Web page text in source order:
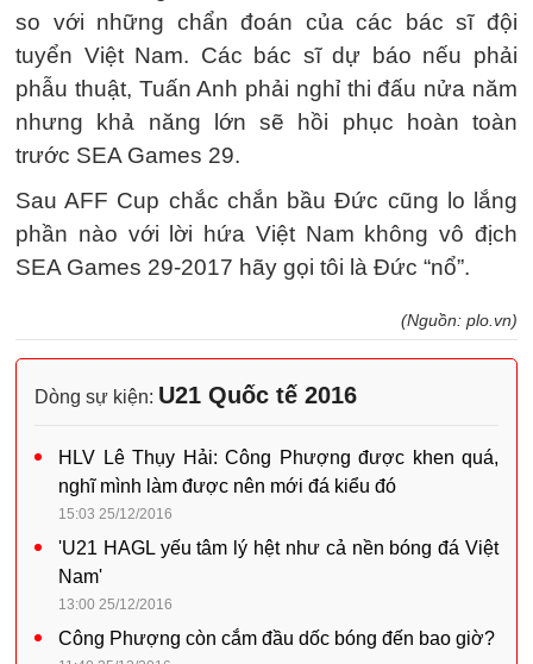
so với những chẩn đoán của các bác sĩ đội
tuyển Việt Nam. Các bác sĩ dự báo nếu phải
phẫu thuật, Tuấn Anh phải nghỉ thi đấu nửa năm
nhưng khả năng lớn sẽ hồi phục hoàn toàn
trước SEA Games 29.
Sau AFF Cup chắc chắn bầu Đức cũng lo lắng
phần nào với lời hứa Việt Nam không vô địch
SEA Games 29-2017 hãy gọi tôi là Đức “nổ”.
(Nguồn: plo.vn)
Dòng sự kiện: U21 Quốc tế 2016
HLV Lê Thụy Hải: Công Phượng được khen quá,
nghĩ mình làm được nên mới đá kiểu đó
15:03 25/12/2016
'U21 HAGL yếu tâm lý hệt như cả nền bóng đá Việt
Nam'
13:00 25/12/2016
Công Phượng còn cắm đầu dốc bóng đến bao giờ?